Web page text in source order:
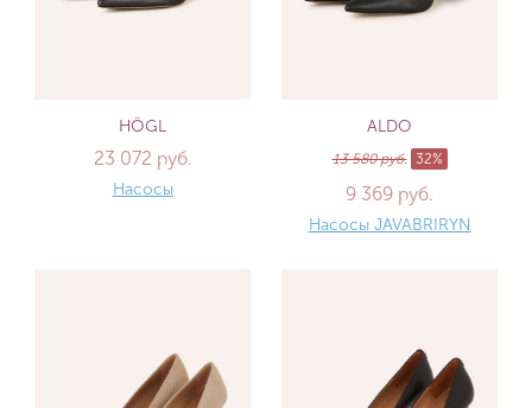
HÖGL
23 072 руб.
Насосы
ALDO
13 580 руб. 32%
9 369 руб.
Насосы JAVABRIRYN